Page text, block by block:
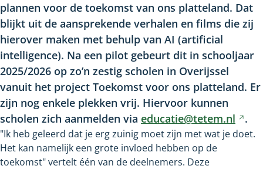
plannen voor de toekomst van ons platteland. Dat
blijkt uit de aansprekende verhalen en films die zij
hierover maken met behulp van AI (artificial
intelligence). Na een pilot gebeurt dit in schooljaar
2025/2026 op zo’n zestig scholen in Overijssel
vanuit het project Toekomst voor ons platteland. Er
zijn nog enkele plekken vrij. Hiervoor kunnen
scholen zich aanmelden via educatie@tetem.nl .
"Ik heb geleerd dat je erg zuinig moet zijn met wat je doet.
Het kan namelijk een grote invloed hebben op de
toekomst" vertelt één van de deelnemers. Deze